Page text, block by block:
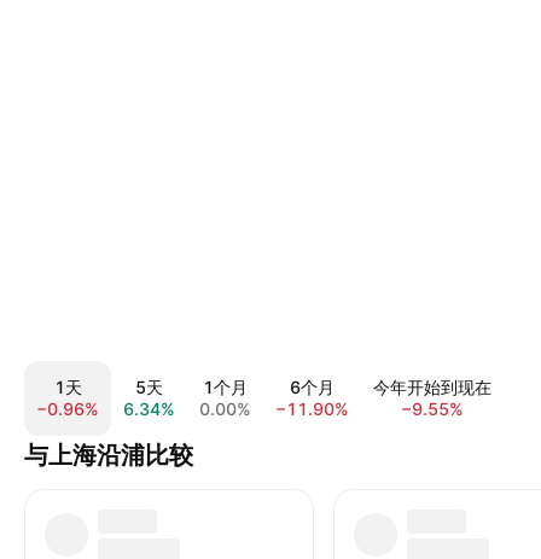
1天
−0.96%
5天
6.34%
1个月
0.00%
6个月
−11.90%
今年开始到现在
−9.55%
与上海沿浦比较